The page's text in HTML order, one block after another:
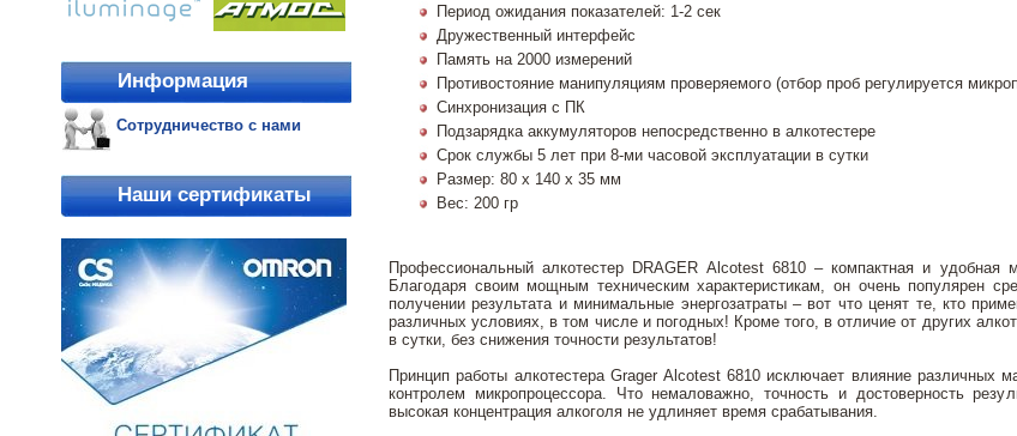
Информация
Сотрудничество с нами
Наши сертификаты
Период ожидания показателей: 1-2 сек
Дружественный интерфейс
Память на 2000 измерений
Противостояние манипуляциям проверяемого (отбор проб регулируется
Синхронизация с ПК
Подзарядка аккумуляторов непосредственно в алкотестере
Срок службы 5 лет при 8-ми часовой эксплуатации в сутки
Размер: 80 х 140 х 35 мм
Вес: 200 гр
Профессиональный алкотестер DRAGER Alcotest 6810 – компактная и удобная
Благодаря своим мощным техническим характеристикам, он очень популярен
получении результата и минимальные энергозатраты – вот что ценят те, кто
различных условиях, в том числе и погодных! Кроме того, в отличие от других
в сутки, без снижения точности результатов!
Принцип работы алкотестера Grager Alcotest 6810 исключает влияние различных
контролем микропроцессора. Что немаловажно, точность и достоверность
высокая концентрация алкоголя не удлиняет время срабатывания.